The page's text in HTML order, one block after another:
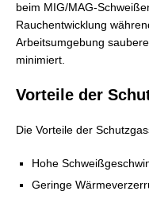
beim MIG/MAG-
Rauchentwicklung
Arbeitsumgebung
minimiert.
Vorteile der
Die Vorteile der
Hohe
Geringe